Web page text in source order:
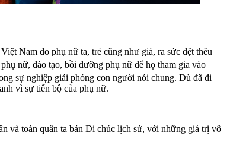
Nam do phụ nữ ta, trẻ cũng như già, ra sức dệt thêu
nữ, đào tạo, bồi dưỡng phụ nữ để họ tham gia vào
sự nghiệp giải phóng con người nói chung. Dù đã đi
vì sự tiến bộ của phụ nữ.
và toàn quân ta bản Di chúc lịch sử, với những giá trị vô